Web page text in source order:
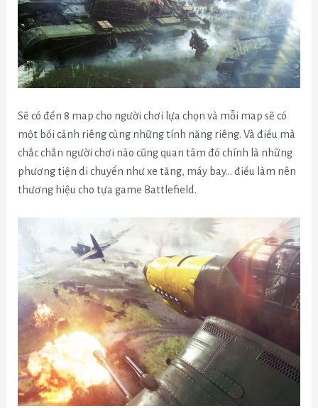
Sẽ có đến 8 map cho người chơi lựa chọn và mỗi map sẽ có
một bối cảnh riêng cùng những tính năng riêng. Và điều mà
chắc chắn người chơi nào cũng quan tâm đó chính là những
phương tiện di chuyển như xe tăng, máy bay… điều làm nên
thương hiệu cho tựa game Battlefield.